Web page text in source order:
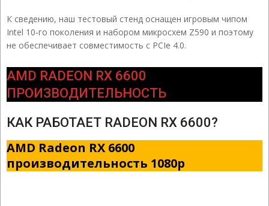
К сведению, наш тестовый стенд оснащен игровым чипом
Intel 10-го поколения и набором микросхем Z590 и поэтому
не обеспечивает совместимость с PCIe 4.0.
AMD RADEON RX 6600
ПРОИЗВОДИТЕЛЬНОСТЬ
КАК РАБОТАЕТ RADEON RX 6600?
AMD Radeon RX 6600
производительность 1080p